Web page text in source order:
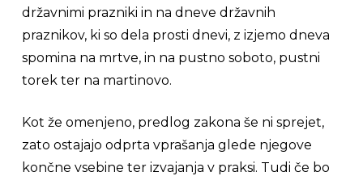
državnimi prazniki in na dneve državnih
praznikov, ki so dela prosti dnevi, z izjemo dneva
spomina na mrtve, in na pustno soboto, pustni
torek ter na martinovo.
Kot že omenjeno, predlog zakona še ni sprejet,
zato ostajajo odprta vprašanja glede njegove
končne vsebine ter izvajanja v praksi. Tudi če bo